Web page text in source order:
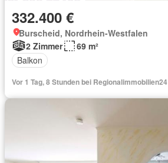
332.400 €
Burscheid, Nordrhein-Westfalen
2 Zimmer
69 m²
Balkon
Vor 1 Tag, 8 Stunden bei Regionalimmobilien24